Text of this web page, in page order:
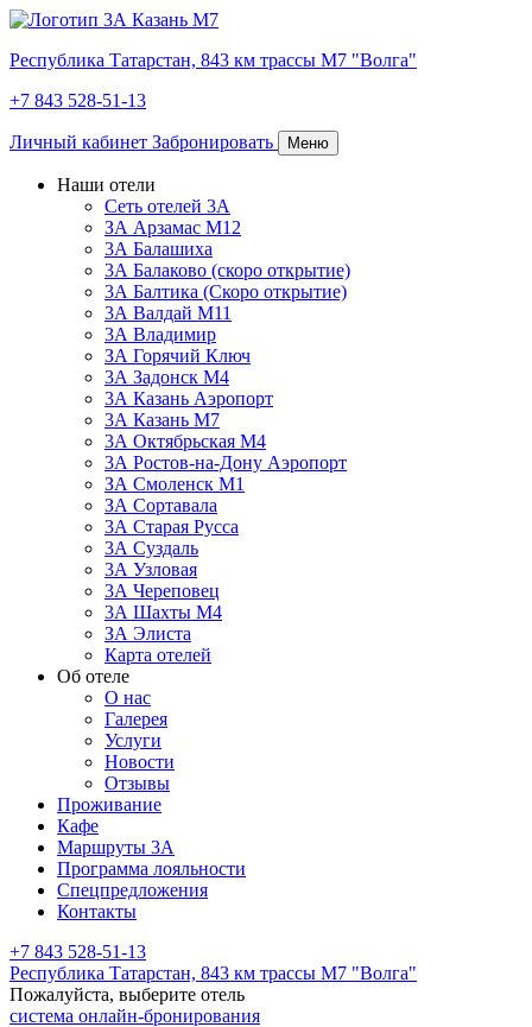
Республика Татарстан, 843 км трассы М7 "Волга"
+7 843 528-51-13
Личный кабинет Забронировать Меню
Наши отели
Сеть отелей 3А
ЗА Арзамас М12
3А Балашиха
3А Балаково (скоро открытие)
3А Балтика (Скоро открытие)
3А Валдай М11
3А Владимир
ЗА Горячий Ключ
3А Задонск М4
3А Казань Аэропорт
3А Казань M7
3А Октябрьская М4
3А Ростов-на-Дону Аэропорт
ЗА Смоленск М1
ЗА Сортавала
3А Старая Русса
3А Суздаль
3А Узловая
3А Череповец
3А Шахты М4
ЗА Элиста
Карта отелей
Об отеле
О нас
Галерея
Услуги
Новости
Отзывы
Проживание
Кафе
Маршруты 3А
Программа лояльности
Спецпредложения
Контакты
+7 843 528-51-13
Республика Татарстан, 843 км трассы М7 "Волга"
Пожалуйста, выберите отель
система онлайн-бронирования